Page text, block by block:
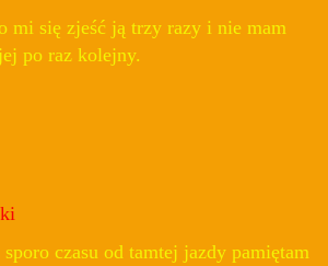
mi się zjeść ją trzy razy i nie mam
po raz kolejny.
czasu od tamtej jazdy pamiętam